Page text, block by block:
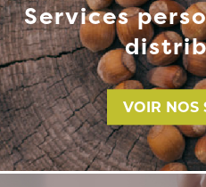
Services
VOIR NOS